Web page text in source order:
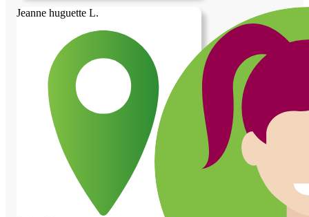
sujet. J'apprécie travailler auprès de
personnes âgées car elles ont du vécu et
du savoir. Je suis systématiquement
apprécié car je suis souriante et volontaire.
J'ai de bonnes manières et du respect. Je
suis également pédagogue et bienveillante.
J'espère avoir le privilège d'être choisie
pour vivre à vos côtés. Au plaisir de faire
votre connaissance.
Jeanne huguette L.